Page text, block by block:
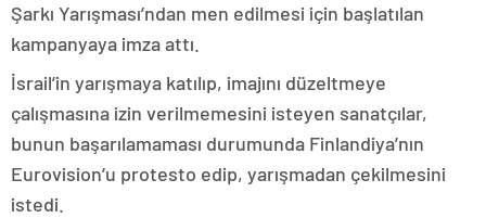
Şarkı Yarışması’ndan men edilmesi için başlatılan
kampanyaya imza attı.
İsrail’in yarışmaya katılıp, imajını düzeltmeye
çalışmasına izin verilmemesini isteyen sanatçılar,
bunun başarılamaması durumunda Finlandiya’nın
Eurovision’u protesto edip, yarışmadan çekilmesini
istedi.